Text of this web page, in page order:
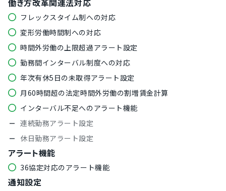
働き方改革関連法対応
フレックスタイム制への対応
変形労働時間制への対応
時間外労働の上限超過アラート設定
勤務間インターバル制度への対応
年次有休5日の未取得アラート設定
月60時間超の法定時間外労働の割増賃金計算
インターバル不足へのアラート機能
連続勤務アラート設定
休日勤務アラート設定
アラート機能
36協定対応のアラート機能
通知設定